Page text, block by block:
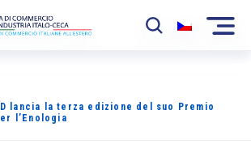
lancia la terza edizione del suo Premio
l’Enologia